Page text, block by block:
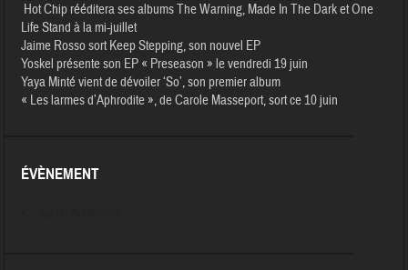
Hot Chip rééditera ses albums The Warning, Made In The Dark et One
Life Stand à la mi-juillet
Jaime Rosso sort Keep Stepping, son nouvel EP
Yoskel présente son EP « Preseason » le vendredi 19 juin
Yaya Minté vient de dévoiler ‘So’, son premier album
« Les larmes d’Aphrodite », de Carole Masseport, sort ce 10 juin
ÉVÈNEMENT